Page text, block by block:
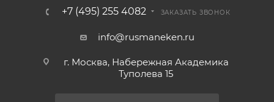
+7 (495) 255 4082 ЗАКАЗАТЬ ЗВОНОК
info@rusmaneken.ru
г. Москва, Набережная Академика
Туполева 15